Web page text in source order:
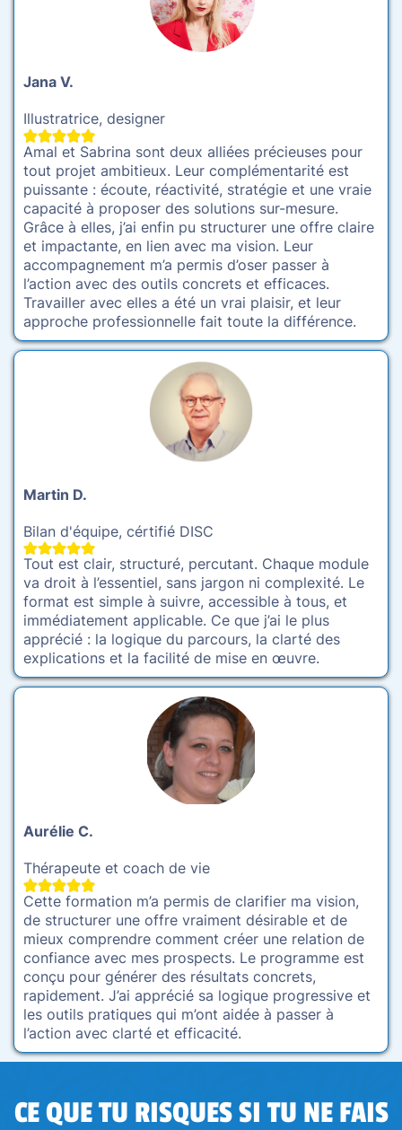
Jana V.
Illustratrice, designer
Amal et Sabrina sont deux alliées précieuses pour
tout projet ambitieux. Leur complémentarité est
puissante : écoute, réactivité, stratégie et une vraie
capacité à proposer des solutions sur-mesure.
Grâce à elles, j’ai enfin pu structurer une offre claire
et impactante, en lien avec ma vision. Leur
accompagnement m’a permis d’oser passer à
l’action avec des outils concrets et efficaces.
Travailler avec elles a été un vrai plaisir, et leur
approche professionnelle fait toute la différence.
Martin D.
Bilan d'équipe, cértifié DISC
Tout est clair, structuré, percutant. Chaque module
va droit à l’essentiel, sans jargon ni complexité. Le
format est simple à suivre, accessible à tous, et
immédiatement applicable. Ce que j’ai le plus
apprécié : la logique du parcours, la clarté des
explications et la facilité de mise en œuvre.
Aurélie C.
Thérapeute et coach de vie
Cette formation m’a permis de clarifier ma vision,
de structurer une offre vraiment désirable et de
mieux comprendre comment créer une relation de
confiance avec mes prospects. Le programme est
conçu pour générer des résultats concrets,
rapidement. J’ai apprécié sa logique progressive et
les outils pratiques qui m’ont aidée à passer à
l’action avec clarté et efficacité.
CE QUE TU RISQUES SI TU NE FAIS